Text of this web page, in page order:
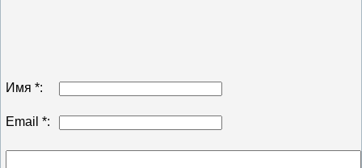
Имя *:
Email *: